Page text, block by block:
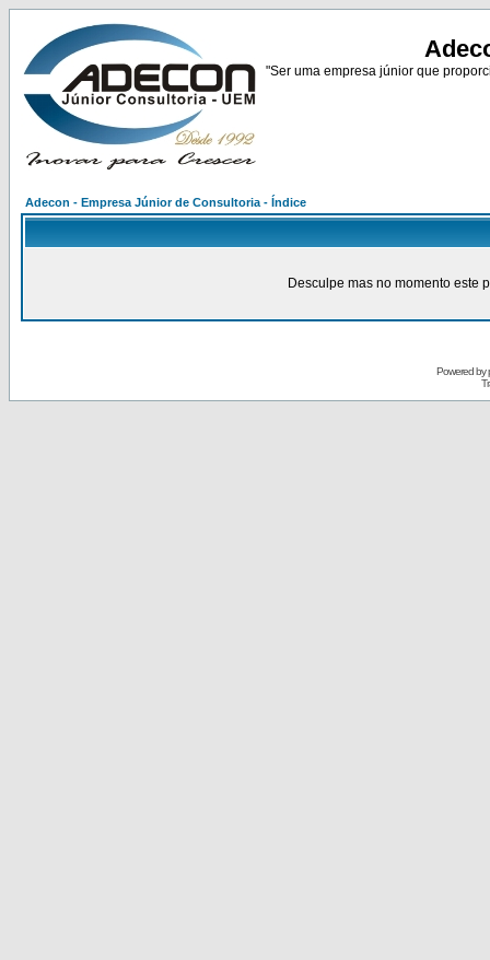
"Ser uma empresa júnior que
Adecon - Empresa Júnior de Consultoria - Índice
Desculpe mas no momento este
Powered by